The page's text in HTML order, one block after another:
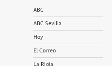
ABC
ABC Sevilla
Hoy
El Correo
La Rioja